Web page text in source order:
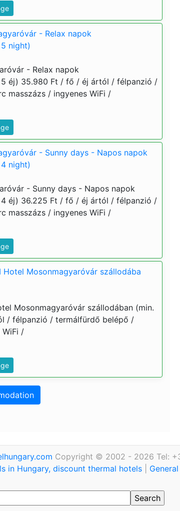
- Relax napok
night)
- Relax napok
5 éj) 35.980 Ft / fő / éj ártól / félpanzió /
masszázs / ingyenes WiFi /
- Sunny days - Napos napok
night)
- Sunny days - Napos napok
4 éj) 36.225 Ft / fő / éj ártól / félpanzió /
masszázs / ingyenes WiFi /
Mosonmagyaróvár szállodába
Mosonmagyaróvár szállodában (min.
/ félpanzió / termálfürdő belépő /
WiFi /
Copyright © 2002 - 2026 Tel:
in Hungary, discount thermal hotels